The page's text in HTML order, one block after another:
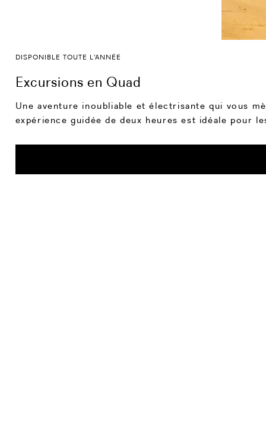
DISPONIBLE TOUTE L'ANNÉE
Excursions en Quad
Une aventure inoubliable et électrisante qui vous
expérience guidée de deux heures est idéale pour